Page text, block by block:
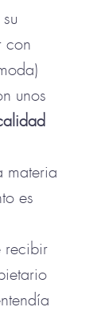
con
unos
materia
es
recibir